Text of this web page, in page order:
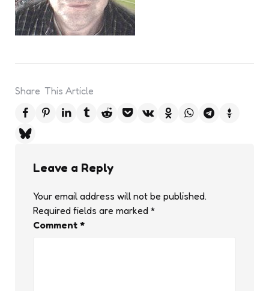
Share This Article
Leave a Reply
Your email address will not be published.
Required fields are marked *
Comment *